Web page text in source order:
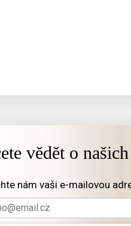
vědět o
nám vaši e-mailovou